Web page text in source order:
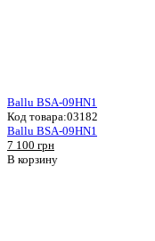
Ballu BSA-09HN1
Код товара:03182
Ballu BSA-09HN1
7 100 грн
В корзину